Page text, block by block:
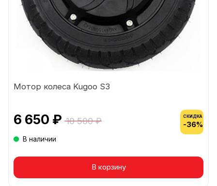
Мотор колеса Kugoo S3
6 650 ₽ 10 500 ₽ СКИДКА
-36%
В наличии
В корзину